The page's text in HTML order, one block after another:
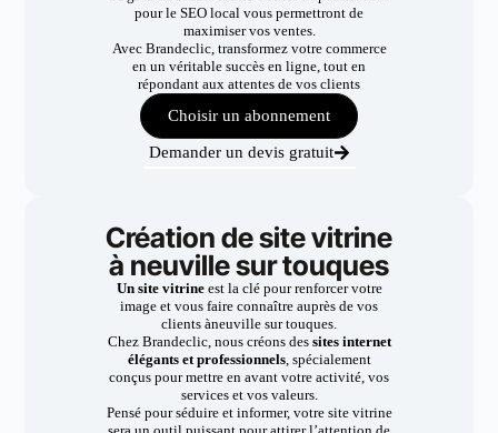
pour le SEO local vous permettront de
maximiser vos ventes.
Avec Brandeclic, transformez votre commerce
en un véritable succès en ligne, tout en
répondant aux attentes de vos clients
Choisir un abonnement
Demander un devis gratuit
Création de site vitrine
à neuville sur touques
Un site vitrineest la clé pour renforcer votre
image et vous faire connaître auprès de vos
clients àneuville sur touques.
Chez Brandeclic, nous créons dessites internet
élégants et professionnels, spécialement
conçus pour mettre en avant votre activité, vos
services et vos valeurs.
Pensé pour séduire et informer, votre site vitrine